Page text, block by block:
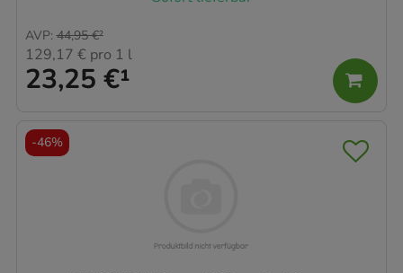
23,25 €¹
AVP: 44,95 €²
129,17 € pro 1 l
-46%